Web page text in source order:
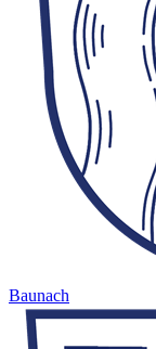
Baunach